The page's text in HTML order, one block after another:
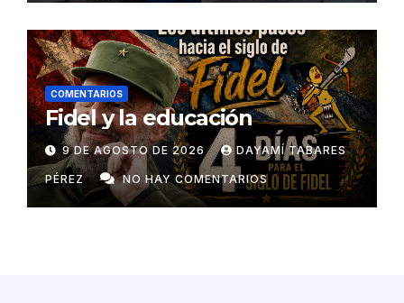
COMENTARIOS
Fidel y la educación
9 DE AGOSTO DE 2026 DAYAMÍ TABARES
PÉREZ NO HAY COMENTARIOS